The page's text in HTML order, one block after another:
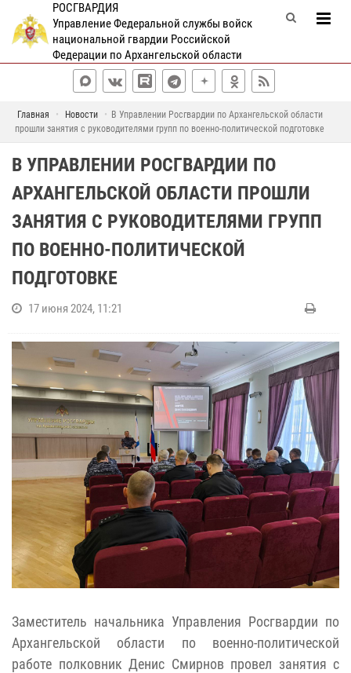
РОСГВАРДИЯ
Управление Федеральной службы войск
национальной гвардии Российской
Федерации по Архангельской области
Главная Новости
В Управлении Росгвардии по Архангельской области
прошли занятия с руководителями групп по военно-политической подготовке
В УПРАВЛЕНИИ РОСГВАРДИИ ПО
АРХАНГЕЛЬСКОЙ ОБЛАСТИ ПРОШЛИ
ЗАНЯТИЯ С РУКОВОДИТЕЛЯМИ ГРУПП
ПО ВОЕННО-ПОЛИТИЧЕСКОЙ
ПОДГОТОВКЕ
17 июня 2024, 11:21
Заместитель начальника Управления Росгвардии по
Архангельской области по военно-политической
работе полковник Денис Смирнов провел занятия с